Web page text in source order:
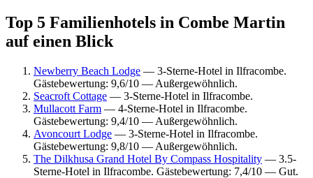
Top 5 Familienhotels in Combe Martin
auf einen Blick
Newberry Beach Lodge — 3-Sterne-Hotel in Ilfracombe.
Gästebewertung: 9,6/10 — Außergewöhnlich.
Seacroft Cottage — 3-Sterne-Hotel in Ilfracombe.
Mullacott Farm — 4-Sterne-Hotel in Ilfracombe.
Gästebewertung: 9,4/10 — Außergewöhnlich.
Avoncourt Lodge — 3-Sterne-Hotel in Ilfracombe.
Gästebewertung: 9,8/10 — Außergewöhnlich.
The Dilkhusa Grand Hotel By Compass Hospitality — 3.5-
Sterne-Hotel in Ilfracombe. Gästebewertung: 7,4/10 — Gut.